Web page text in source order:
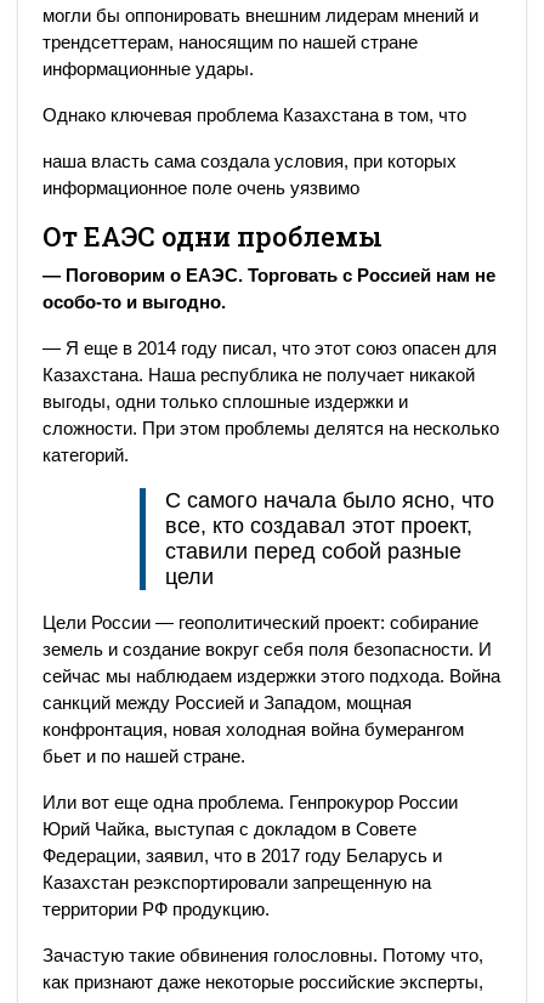
могли бы оппонировать внешним лидерам мнений и
трендсеттерам, наносящим по нашей стране
информационные удары.
Однако ключевая проблема Казахстана в том, что
наша власть сама создала условия, при которых
информационное поле очень уязвимо
От ЕАЭС одни проблемы
— Поговорим о ЕАЭС. Торговать с Россией нам не
особо-то и выгодно.
— Я еще в 2014 году писал, что этот союз опасен для
Казахстана. Наша республика не получает никакой
выгоды, одни только сплошные издержки и
сложности. При этом проблемы делятся на несколько
категорий.
С самого начала было ясно, что
все, кто создавал этот проект,
ставили перед собой разные
цели
Цели России — геополитический проект: собирание
земель и создание вокруг себя поля безопасности. И
сейчас мы наблюдаем издержки этого подхода. Война
санкций между Россией и Западом, мощная
конфронтация, новая холодная война бумерангом
бьет и по нашей стране.
Или вот еще одна проблема. Генпрокурор России
Юрий Чайка, выступая с докладом в Совете
Федерации, заявил, что в 2017 году Беларусь и
Казахстан реэкспортировали запрещенную на
территории РФ продукцию.
Зачастую такие обвинения голословны. Потому что,
как признают даже некоторые российские эксперты,